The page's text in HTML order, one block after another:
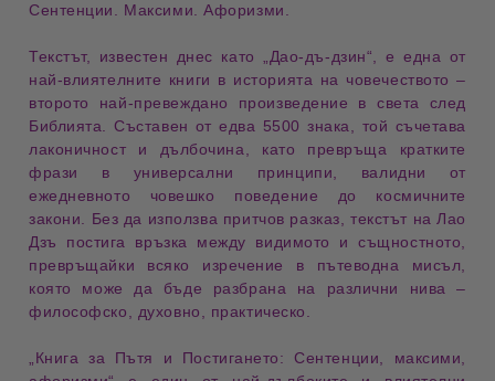
Сентенции. Максими. Афоризми.
Текстът, известен днес като „Дао-дъ-дзин“ , е една от
най-влиятелните книги в историята на човечеството –
второто най-превеждано произведение в света след
Библията . Съставен от едва 5500 знака
, той съчетава
лаконичност и дълбочина , като превръща кратките
фрази в универсални принципи , валидни от
ежедневното човешко поведение до космичните
закони . Без да използва притчов разказ, текстът на Лао
Дзъ постига връзка между видимото и същностното
превръщайки всяко изречение в пътеводна мисъл
която може да бъде разбрана на различни нива –
философско, духовно, практическо
„Книга за Пътя и Постигането: Сентенции, максими,